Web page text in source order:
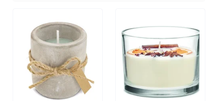
felicidad. ¡explora ahora nuestra colección y encuentra la vela
perfecta para tu gran día!